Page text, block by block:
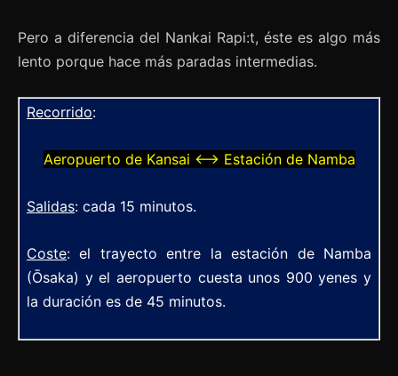
Pero a diferencia del Nankai Rapi:t, éste es algo más
lento porque hace más paradas intermedias.
Recorrido:
Aeropuerto de Kansai ⟷ Estación de Namba
Salidas: cada 15 minutos.
Coste: el trayecto entre la estación de Namba
(Ōsaka) y el aeropuerto cuesta unos 900 yenes y
la duración es de 45 minutos.